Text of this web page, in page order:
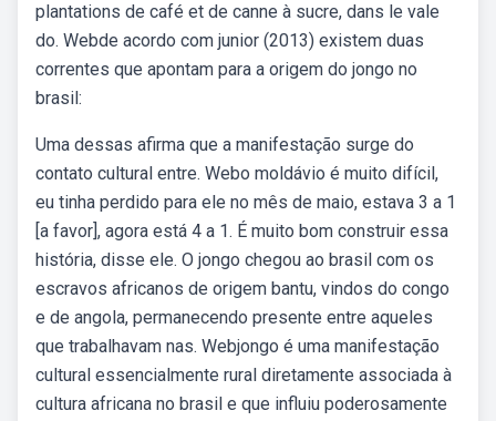
plantations de café et de canne à sucre, dans le vale
do. Webde acordo com junior (2013) existem duas
correntes que apontam para a origem do jongo no
brasil:
Uma dessas afirma que a manifestação surge do
contato cultural entre. Webo moldávio é muito difícil,
eu tinha perdido para ele no mês de maio, estava 3 a 1
[a favor], agora está 4 a 1. É muito bom construir essa
história, disse ele. O jongo chegou ao brasil com os
escravos africanos de origem bantu, vindos do congo
e de angola, permanecendo presente entre aqueles
que trabalhavam nas. Webjongo é uma manifestação
cultural essencialmente rural diretamente associada à
cultura africana no brasil e que influiu poderosamente